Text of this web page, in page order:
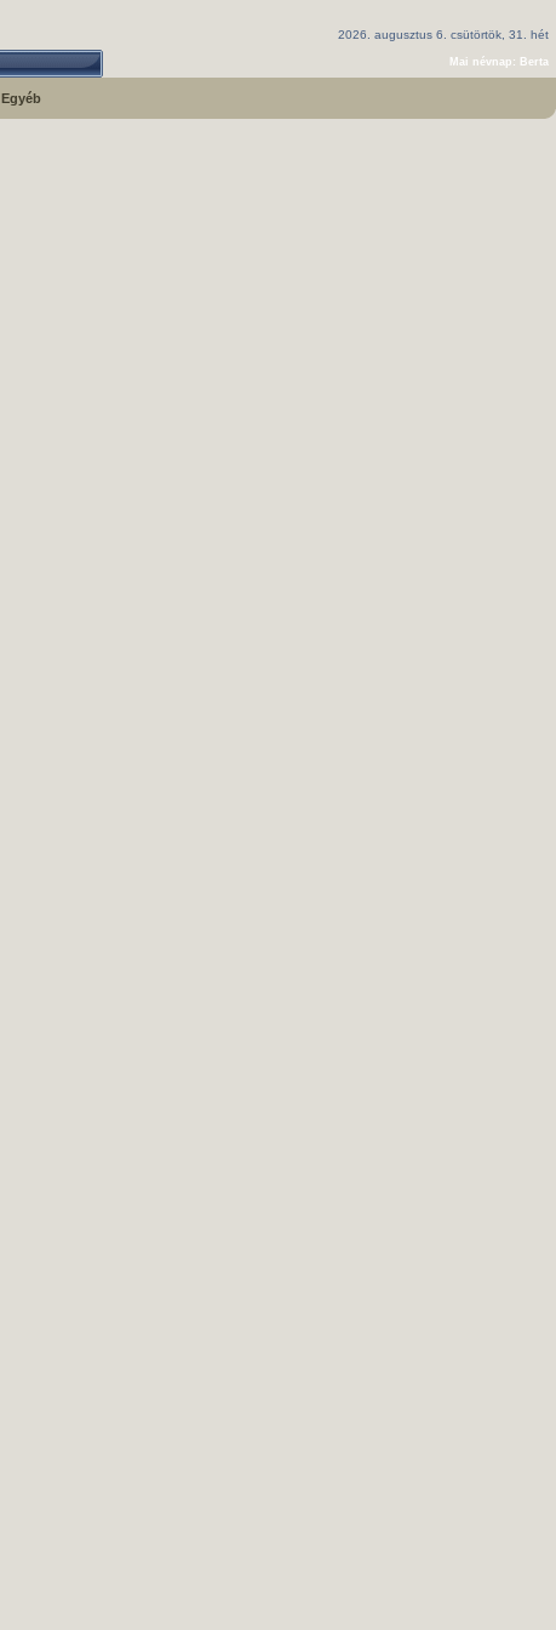
2026. augusztus 6. csütörtök, 31. hét
Mai névnap: Berta
Egyéb